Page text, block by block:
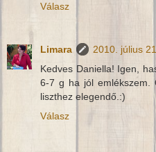
Válasz
Limara
2010. július
Kedves Daniella! Igen,
6-7 g ha jól emlékszem.
liszthez elegendő.:)
Válasz